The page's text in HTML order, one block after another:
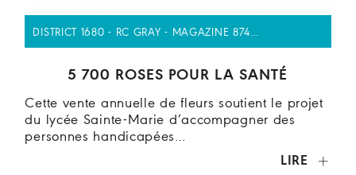
DISTRICT 1680 - RC GRAY - MAGAZINE 874…
5 700 ROSES POUR LA SANTÉ
Cette vente annuelle de fleurs soutient le projet
du lycée Sainte-Marie d’accompagner des
personnes handicapées…
LIRE